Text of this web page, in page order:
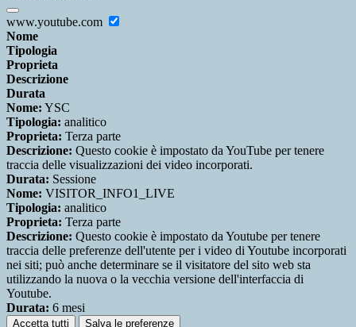
www.youtube.com
Nome
Tipologia
Proprieta
Descrizione
Durata
Nome: YSC
Tipologia: analitico
Proprieta: Terza parte
Descrizione: Questo cookie è impostato da YouTube per tenere
traccia delle visualizzazioni dei video incorporati.
Durata: Sessione
Nome: VISITOR_INFO1_LIVE
Tipologia: analitico
Proprieta: Terza parte
Descrizione: Questo cookie è impostato da Youtube per tenere
traccia delle preferenze dell'utente per i video di Youtube incorporati
nei siti; può anche determinare se il visitatore del sito web sta
utilizzando la nuova o la vecchia versione dell'interfaccia di
Youtube.
Durata: 6 mesi
Accetta tutti Salva le preferenze